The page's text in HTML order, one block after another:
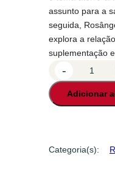
assunto para a
seguida,
explora a
suplementação
e
v
a
-
Adicionar
Categoria(s):